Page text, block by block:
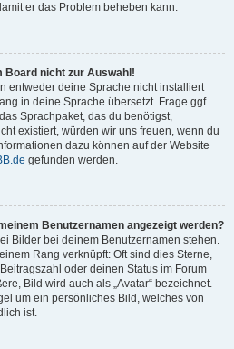
er das Problem beheben kann.
Board nicht zur Auswahl!
entweder deine Sprache nicht installiert
in deine Sprache übersetzt. Frage ggf.
Sprachpaket, das du benötigst,
existiert, würden wir uns freuen, wenn du
dazu können auf der Website
gefunden werden.
Benutzernamen angezeigt werden?
Bilder bei deinem Benutzernamen stehen.
Rang verknüpft: Oft sind dies Sterne,
oder deinen Status im Forum
Bild wird auch als „Avatar“ bezeichnet.
um ein persönliches Bild, welches von
ist.